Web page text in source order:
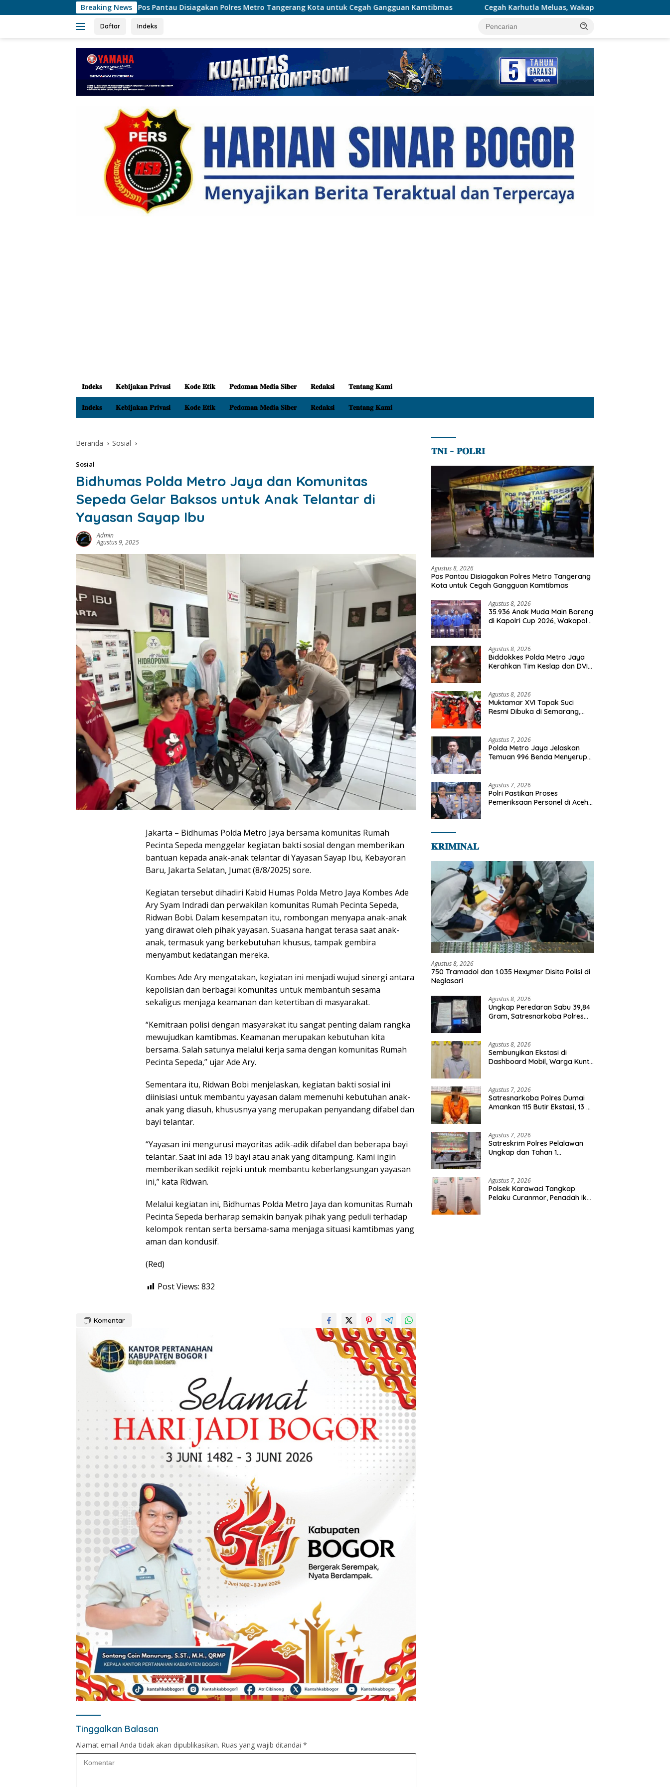
ke
Breaking News
Pos Pantau Disiagakan Polres Metro Tangerang Kota untuk Cegah Gangguan Kamtibmas Cegah Karhutla Meluas, Wakapolda Riau dan Irdam XIX/TT Turun Langsung
Daftar Indeks
𝐈𝐧𝐝𝐞𝐤𝐬 𝐊𝐞𝐛𝐢𝐣𝐚𝐤𝐚𝐧 𝐏𝐫𝐢𝐯𝐚𝐬𝐢 𝐊𝐨𝐝𝐞 𝐄𝐭𝐢𝐤 𝐏𝐞𝐝𝐨𝐦𝐚𝐧 𝐌𝐞𝐝𝐢𝐚 𝐒𝐢𝐛𝐞𝐫 𝐑𝐞𝐝𝐚𝐤𝐬𝐢 𝐓𝐞𝐧𝐭𝐚𝐧𝐠 𝐊𝐚𝐦𝐢
𝐈𝐧𝐝𝐞𝐤𝐬 𝐊𝐞𝐛𝐢𝐣𝐚𝐤𝐚𝐧 𝐏𝐫𝐢𝐯𝐚𝐬𝐢 𝐊𝐨𝐝𝐞 𝐄𝐭𝐢𝐤 𝐏𝐞𝐝𝐨𝐦𝐚𝐧 𝐌𝐞𝐝𝐢𝐚 𝐒𝐢𝐛𝐞𝐫 𝐑𝐞𝐝𝐚𝐤𝐬𝐢 𝐓𝐞𝐧𝐭𝐚𝐧𝐠 𝐊𝐚𝐦𝐢
Beranda Sosial
Sosial
Bidhumas Polda Metro Jaya dan Komunitas
Sepeda Gelar Baksos untuk Anak Telantar di
Yayasan Sayap Ibu
Admin
Agustus 9, 2025
Jakarta – Bidhumas Polda Metro Jaya bersama komunitas Rumah
Pecinta Sepeda menggelar kegiatan bakti sosial dengan memberikan
bantuan kepada anak-anak telantar di Yayasan Sayap Ibu, Kebayoran
Baru, Jakarta Selatan, Jumat (8/8/2025) sore.
Kegiatan tersebut dihadiri Kabid Humas Polda Metro Jaya Kombes Ade
Ary Syam Indradi dan perwakilan komunitas Rumah Pecinta Sepeda,
Ridwan Bobi. Dalam kesempatan itu, rombongan menyapa anak-anak
yang dirawat oleh pihak yayasan. Suasana hangat terasa saat anak-
anak, termasuk yang berkebutuhan khusus, tampak gembira
menyambut kedatangan mereka.
Kombes Ade Ary mengatakan, kegiatan ini menjadi wujud sinergi antara
kepolisian dan berbagai komunitas untuk membantuh sesama
sekaligus menjaga keamanan dan ketertiban di masyarakat.
“Kemitraan polisi dengan masyarakat itu sangat penting dalam rangka
mewujudkan kamtibmas. Keamanan merupakan kebutuhan kita
bersama. Salah satunya melalui kerja sama dengan komunitas Rumah
Pecinta Sepeda,” ujar Ade Ary.
Sementara itu, Ridwan Bobi menjelaskan, kegiatan bakti sosial ini
diinisiasi untuk membantu yayasan dalam memenuhi kebutuhan anak-
anak yang diasuh, khususnya yang merupakan penyandang difabel dan
bayi telantar.
“Yayasan ini mengurusi mayoritas adik-adik difabel dan beberapa bayi
telantar. Saat ini ada 19 bayi atau anak yang ditampung. Kami ingin
memberikan sedikit rejeki untuk membantu keberlangsungan yayasan
ini,” kata Ridwan.
Melalui kegiatan ini, Bidhumas Polda Metro Jaya dan komunitas Rumah
Pecinta Sepeda berharap semakin banyak pihak yang peduli terhadap
kelompok rentan serta bersama-sama menjaga situasi kamtibmas yang
aman dan kondusif.
(Red)
Post Views: 832
Komentar
Tinggalkan Balasan
Alamat email Anda tidak akan dipublikasikan. Ruas yang wajib ditandai *
𝐓𝐍𝐈 – 𝐏𝐎𝐋𝐑𝐈
Agustus 8, 2026
Pos Pantau Disiagakan Polres Metro Tangerang
Kota untuk Cegah Gangguan Kamtibmas
Agustus 8, 2026
35.936 Anak Muda Main Bareng
di Kapolri Cup 2026, Wakapolri:
Agustus 8, 2026
Biddokkes Polda Metro Jaya
Kerahkan Tim Keslap dan DVI
Agustus 8, 2026
Muktamar XVI Tapak Suci
Resmi Dibuka di Semarang,
Agustus 7, 2026
Polda Metro Jaya Jelaskan
Temuan 996 Benda Menyerupai
Agustus 7, 2026
Polri Pastikan Proses
Pemeriksaan Personel di Aceh
𝐊𝐑𝐈𝐌𝐈𝐍𝐀𝐋
Agustus 8, 2026
750 Tramadol dan 1.035 Hexymer Disita Polisi di
Neglasari
Agustus 8, 2026
Ungkap Peredaran Sabu 39,84
Gram, Satresnarkoba Polres
Agustus 8, 2026
Sembunyikan Ekstasi di
Dashboard Mobil, Warga Kuntu
Agustus 7, 2026
Satresnarkoba Polres Dumai
Amankan 115 Butir Ekstasi, 13 Pil
Agustus 7, 2026
Satreskrim Polres Pelalawan
Ungkap dan Tahan 1
Agustus 7, 2026
Polsek Karawaci Tangkap
Pelaku Curanmor, Penadah Ikut